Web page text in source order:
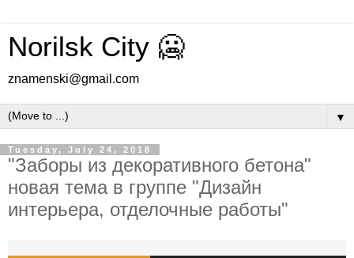
Norilsk City 🥶
znamenski@gmail.com
▼
Tuesday, July 24, 2018
"Заборы из декоративного бетона"
новая тема в группе "Дизайн
интерьера, отделочные работы"